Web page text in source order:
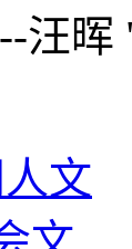
汪晖